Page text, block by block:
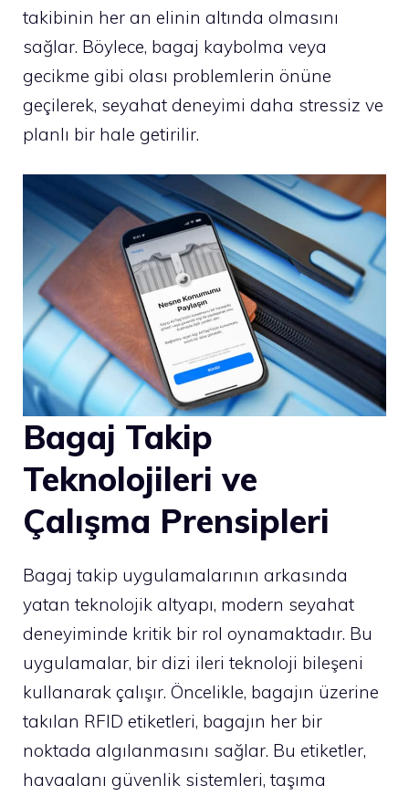
takibinin her an elinin altında olmasını
sağlar. Böylece, bagaj kaybolma veya
gecikme gibi olası problemlerin önüne
geçilerek, seyahat deneyimi daha stressiz ve
planlı bir hale getirilir.
Bagaj Takip
Teknolojileri ve
Çalışma Prensipleri
Bagaj takip uygulamalarının arkasında
yatan teknolojik altyapı, modern seyahat
deneyiminde kritik bir rol oynamaktadır. Bu
uygulamalar, bir dizi ileri teknoloji bileşeni
kullanarak çalışır. Öncelikle, bagajın üzerine
takılan RFID etiketleri, bagajın her bir
noktada algılanmasını sağlar. Bu etiketler,
havaalanı güvenlik sistemleri, taşıma